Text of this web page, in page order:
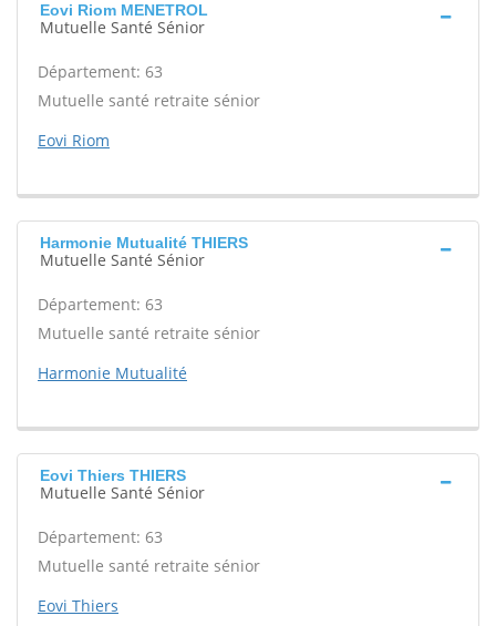
Eovi Riom MENETROL
Mutuelle Santé Sénior
Département: 63
Mutuelle santé retraite sénior
Eovi Riom
Harmonie Mutualité THIERS
Mutuelle Santé Sénior
Département: 63
Mutuelle santé retraite sénior
Harmonie Mutualité
Eovi Thiers THIERS
Mutuelle Santé Sénior
Département: 63
Mutuelle santé retraite sénior
Eovi Thiers